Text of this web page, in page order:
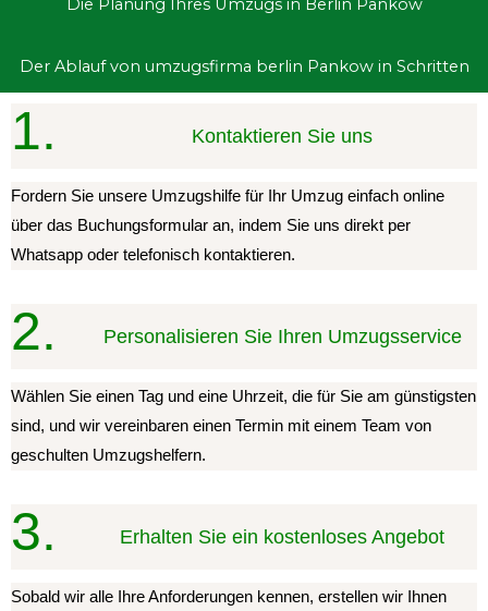
Die Planung Ihres Umzugs in Berlin Pankow
Der Ablauf von umzugsfirma berlin Pankow in Schritten
1. Kontaktieren Sie uns
Fordern Sie unsere Umzugshilfe für Ihr Umzug einfach online
über das Buchungsformular an, indem Sie uns direkt per
Whatsapp oder telefonisch kontaktieren.
2. Personalisieren Sie Ihren Umzugsservice
Wählen Sie einen Tag und eine Uhrzeit, die für Sie am günstigsten
sind, und wir vereinbaren einen Termin mit einem Team von
geschulten Umzugshelfern.
3. Erhalten Sie ein kostenloses Angebot
Sobald wir alle Ihre Anforderungen kennen, erstellen wir Ihnen